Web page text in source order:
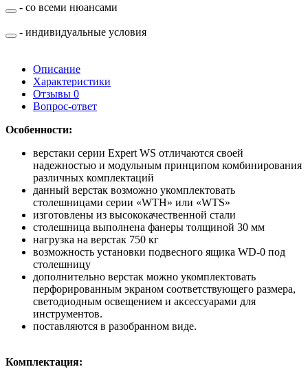
- со всеми нюансами
- индивидуальные условия
Описание
Характеристики
Отзывы 0
Вопрос-ответ
Особенности:
верстаки серии Expert WS отличаются своей
надежностью и модульным принципом комбинирования
различных комплектаций
данный верстак возможно укомплектовать
столешницами серии «WTH» или «WTS»
изготовлены из высококачественной стали
столешница выполнена фанеры толщиной 30 мм
нагрузка на верстак 750 кг
возможность установки подвесного ящика WD-0 под
столешницу
дополнительно верстак можно укомплектовать
перфорированным экраном соответствующего размера,
светодиодным освещением и аксессуарами для
инструментов.
поставляются в разобранном виде.
Комплектация: